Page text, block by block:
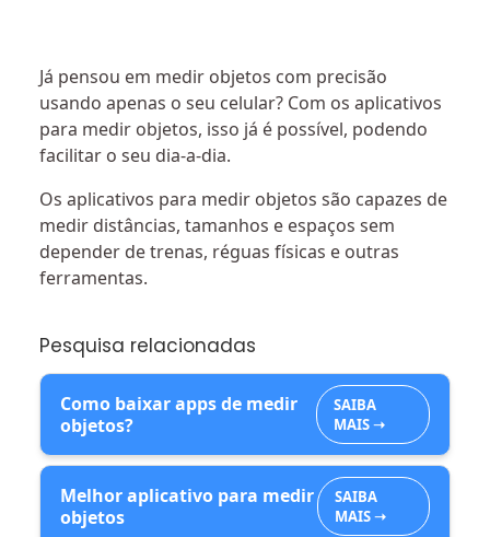
Já pensou em medir objetos com precisão
usando apenas o seu celular? Com os aplicativos
para medir objetos, isso já é possível, podendo
facilitar o seu dia-a-dia.
Os aplicativos para medir objetos são capazes de
medir distâncias, tamanhos e espaços sem
depender de trenas, réguas físicas e outras
ferramentas.
Pesquisa relacionadas
Como baixar apps de medir
objetos?
SAIBA
MAIS ➝
Melhor aplicativo para medir
objetos
SAIBA
MAIS ➝